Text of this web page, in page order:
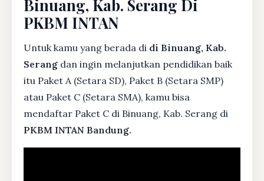
Binuang, Kab. Serang Di
PKBM INTAN
Untuk kamu yang berada di di Binuang, Kab.
Serang dan ingin melanjutkan pendidikan baik
itu Paket A (Setara SD), Paket B (Setara SMP)
atau Paket C (Setara SMA), kamu bisa
mendaftar Paket C di Binuang, Kab. Serang di
PKBM INTAN Bandung.